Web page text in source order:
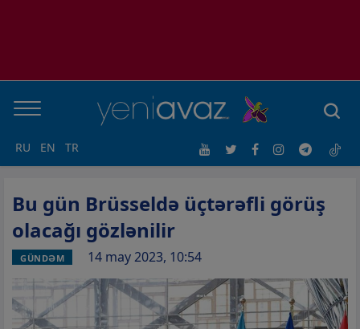
RU EN TR
Bu gün Brüsseldə üçtərəfli görüş
olacağı gözlənilir
GÜNDƏM 14 may 2023, 10:54